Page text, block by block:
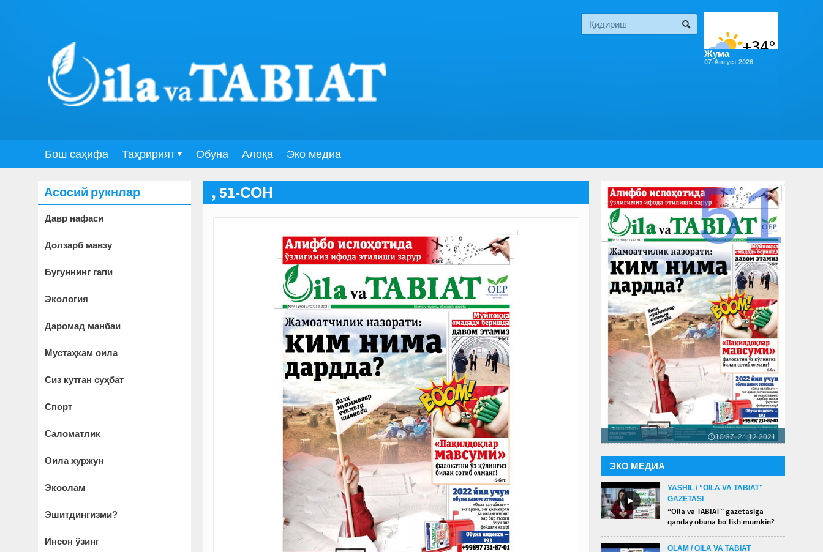
Жума
07-Август 2026
Бош саҳифа Таҳририят Обуна Алоқа Эко медиа
, 51-СОН
Асосий рукнлар
Давр нафаси
Долзарб мавзу
Бугуннинг гапи
Экология
Даромад манбаи
Мустаҳкам оила
Сиз кутган суҳбат
Спорт
Саломатлик
Оила хуржун
Экоолам
Эшитдингизми?
Инсон ўзинг
🕔10:37, 24.12.2021
51
ЭКО МЕДИА
►
YASHIL / “OILA VA TABIAT”
GAZETASI
“Oila va TABIAT” gazetasiga
qanday obuna bo‘lish mumkin?
OLAM / OILA VA TABIAT